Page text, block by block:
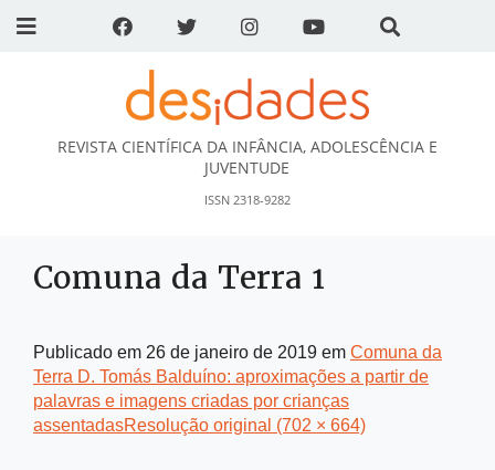
DESidades
REVISTA CIENTÍFICA DA INFÂNCIA, ADOLESCÊNCIA E
JUVENTUDE
ISSN 2318-9282
Comuna da Terra 1
Publicado em 26 de janeiro de 2019 em Comuna da
Terra D. Tomás Balduíno: aproximações a partir de
palavras e imagens criadas por crianças
assentadasResolução original (702 × 664)